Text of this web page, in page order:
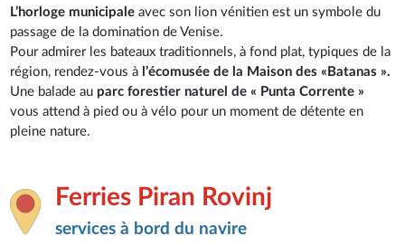
L’horloge municipale avec son lion vénitien est un symbole du
passage de la domination de Venise.
Pour admirer les bateaux traditionnels, à fond plat, typiques de la
région, rendez-vous à l’écomusée de la Maison des «Batanas ».
Une balade au parc forestier naturel de « Punta Corrente »
vous attend à pied ou à vélo pour un moment de détente en
pleine nature.
Ferries Piran Rovinj
services à bord du navire